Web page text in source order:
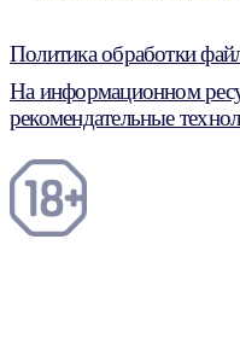
Политика обработки
На информационном
рекомендательные